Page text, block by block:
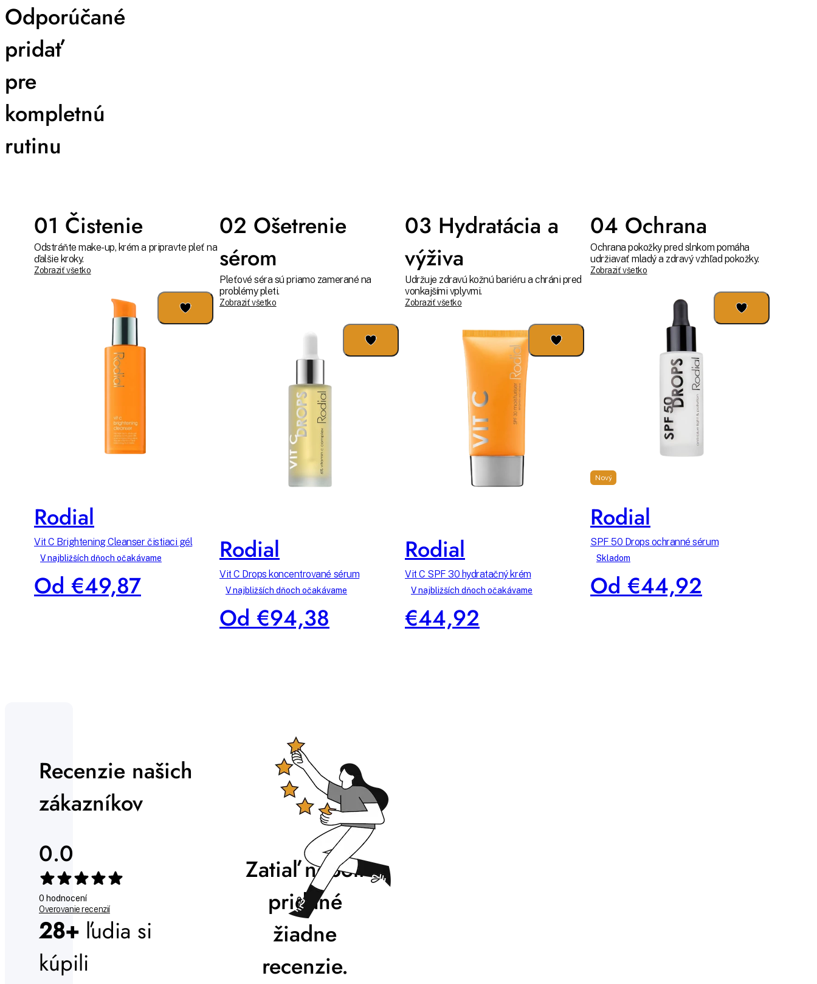
Odporúčané
pridať
pre
kompletnú
rutinu
01 Čistenie
Odstráňte make-up, krém a pripravte pleť na
ďalšie kroky.
Zobraziť všetko
Rodial
Vit C Brightening Cleanser čistiaci gél
V najbližších dňoch očakávame
Od €49,87
02 Ošetrenie
sérom
Pleťové séra sú priamo zamerané na
problémy pleti.
Zobraziť všetko
Rodial
Vit C Drops koncentrované sérum
V najbližších dňoch očakávame
Od €94,38
03 Hydratácia a
výživa
Udržuje zdravú kožnú bariéru a chráni pred
vonkajšími vplyvmi.
Zobraziť všetko
Rodial
Vit C SPF 30 hydratačný krém
V najbližších dňoch očakávame
€44,92
04 Ochrana
Ochrana pokožky pred slnkom pomáha
udržiavať mladý a zdravý vzhľad pokožky.
Zobraziť všetko
Nový
Rodial
SPF 50 Drops ochranné sérum
Skladom
Od €44,92
Recenzie našich
zákazníkov
0.0
0 hodnocení
Overovanie recenzií
28+ ľudia si
kúpili
Zatiaľ neboli
pridané
žiadne
recenzie.